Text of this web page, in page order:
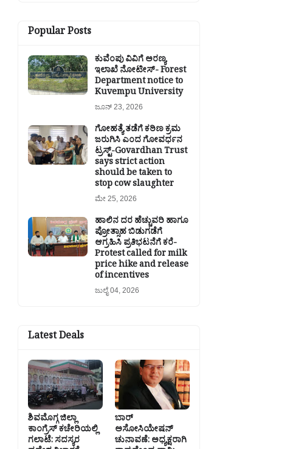
Popular Posts
ಕುವೆಂಪು ವಿವಿಗೆ ಅರಣ್ಯ
ಇಲಾಖೆ ನೋಟೀಸ್- Forest
Department notice to
Kuvempu University
ಜೂನ್ 23, 2026
ಗೋಹತ್ಯೆ ತಡೆಗೆ ಕಠಿಣ ಕ್ರಮ
ಜರುಗಿಸಿ ಎಂದ ಗೋವರ್ಧನ
ಟ್ರಸ್ಟ್-Govardhan Trust
says strict action
should be taken to
stop cow slaughter
ಮೇ 25, 2026
ಹಾಲಿನ ದರ ಹೆಚ್ಚುವರಿ ಹಾಗೂ
ಪ್ರೋತ್ಸಾಹ ಬಿಡುಗಡೆಗೆ
ಆಗ್ರಹಿಸಿ ಪ್ರತಿಭಟನೆಗೆ ಕರೆ-
Protest called for milk
price hike and release
of incentives
ಜುಲೈ 04, 2026
Latest Deals
ಶಿವಮೊಗ್ಗ ಜಿಲ್ಲಾ
ಕಾಂಗ್ರೆಸ್ ಕಚೇರಿಯಲ್ಲಿ
ಗಲಾಟೆ: ಸದಸ್ಯರ
ಬಾರ್
ಅಸೋಸಿಯೇಷನ್
ಚುನಾವಣೆ: ಅಧ್ಯಕ್ಷರಾಗಿ